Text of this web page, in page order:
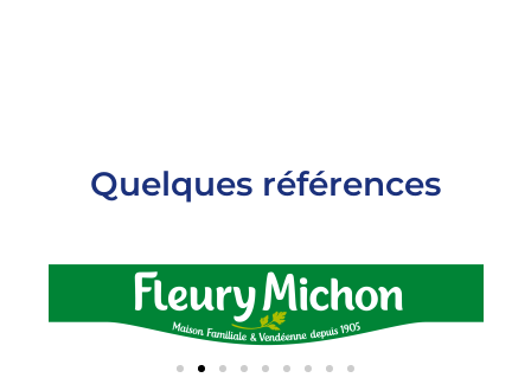
Quelques références